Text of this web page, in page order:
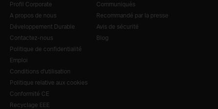
Profil Corporate
A propos de nous
Développement Durable
Contactez-nous
Politique de confidentialité
Emploi
Conditions d'utilisation
Politique relative aux cookies
Conformité CE
Recyclage EEE
Communiqués
Recommandé par la presse
Avis de sécurité
Blog